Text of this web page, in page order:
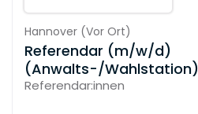
Hannover (Vor Ort)
Referendar (m/w/d)
(Anwalts-/Wahlstation)
Referendar:innen